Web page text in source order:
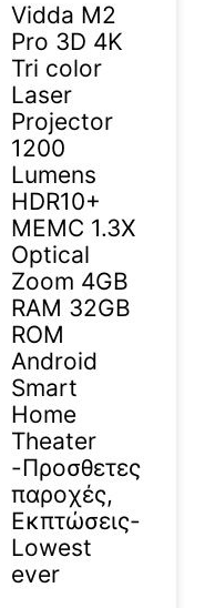
Vidda M2
Pro 3D 4K
Tri color
Laser
Projector
1200
Lumens
HDR10+
MEMC 1.3X
Optical
Zoom 4GB
RAM 32GB
ROM
Android
Smart
Home
Theater
-Προσθετες
παροχές,
Εκπτώσεις-
Lowest
ever